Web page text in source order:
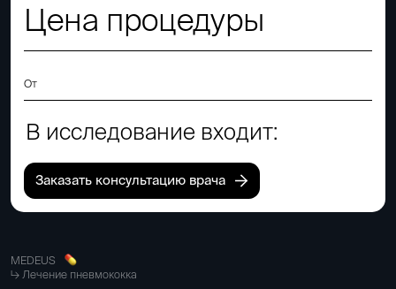
Цена процедуры
От
В исследование входит:
Заказать консультацию врача
MEDEUS
Лечение пневмококка